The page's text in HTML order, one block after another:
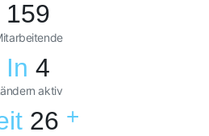
160
In 4
aktiv
26 +